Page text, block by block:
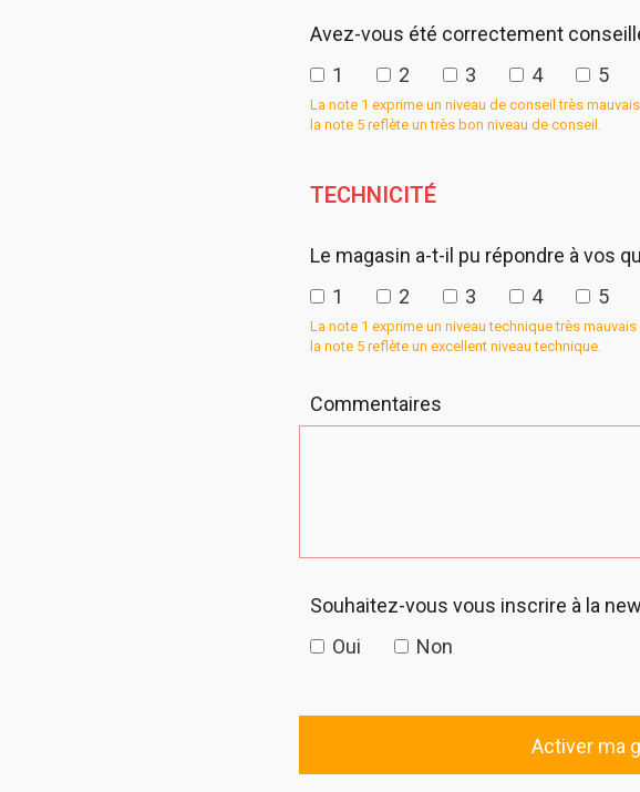
Avez-vous été correctement
1 2 3 4 5
La note 1 exprime un niveau de conseil très mauvais
la note 5 reflète un très bon niveau de conseil.
TECHNICITÉ
Le magasin a-t-il pu répondre à vos
1 2 3 4 5
La note 1 exprime un niveau technique très mauvais
la note 5 reflète un excellent niveau technique.
Commentaires
Souhaitez-vous vous inscrire à la
Oui Non
Activer ma